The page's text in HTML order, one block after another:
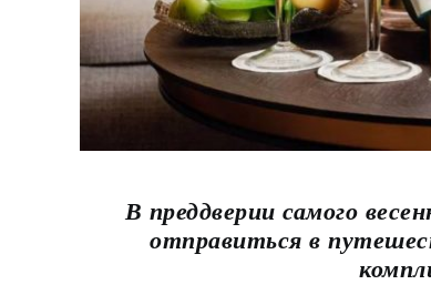
В преддверии самого
отправиться в